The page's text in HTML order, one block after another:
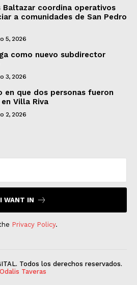
Baltazar coordina operativos
a comunidades de San Pedro
5, 2026
como nuevo subdirector
3, 2026
en que dos personas fueron
Villa Riva
2, 2026
I WANT IN
Privacy Policy.
Todos los derechos reservados.
Odalis Taveras